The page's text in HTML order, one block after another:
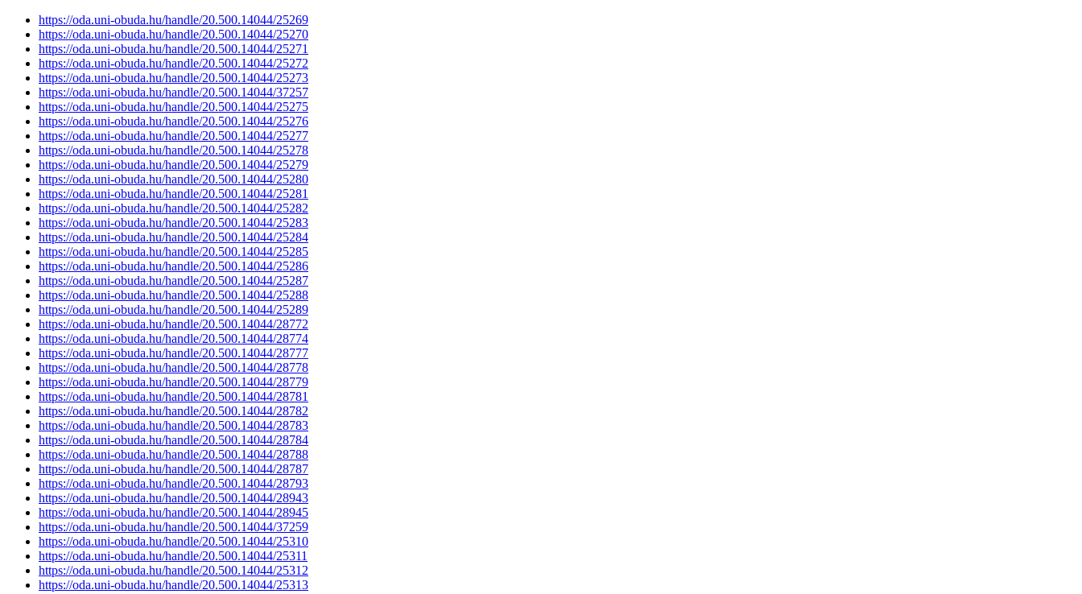
https://oda.uni-obuda.hu/handle/20.500.14044/25269
https://oda.uni-obuda.hu/handle/20.500.14044/25270
https://oda.uni-obuda.hu/handle/20.500.14044/25271
https://oda.uni-obuda.hu/handle/20.500.14044/25272
https://oda.uni-obuda.hu/handle/20.500.14044/25273
https://oda.uni-obuda.hu/handle/20.500.14044/37257
https://oda.uni-obuda.hu/handle/20.500.14044/25275
https://oda.uni-obuda.hu/handle/20.500.14044/25276
https://oda.uni-obuda.hu/handle/20.500.14044/25277
https://oda.uni-obuda.hu/handle/20.500.14044/25278
https://oda.uni-obuda.hu/handle/20.500.14044/25279
https://oda.uni-obuda.hu/handle/20.500.14044/25280
https://oda.uni-obuda.hu/handle/20.500.14044/25281
https://oda.uni-obuda.hu/handle/20.500.14044/25282
https://oda.uni-obuda.hu/handle/20.500.14044/25283
https://oda.uni-obuda.hu/handle/20.500.14044/25284
https://oda.uni-obuda.hu/handle/20.500.14044/25285
https://oda.uni-obuda.hu/handle/20.500.14044/25286
https://oda.uni-obuda.hu/handle/20.500.14044/25287
https://oda.uni-obuda.hu/handle/20.500.14044/25288
https://oda.uni-obuda.hu/handle/20.500.14044/25289
https://oda.uni-obuda.hu/handle/20.500.14044/28772
https://oda.uni-obuda.hu/handle/20.500.14044/28774
https://oda.uni-obuda.hu/handle/20.500.14044/28777
https://oda.uni-obuda.hu/handle/20.500.14044/28778
https://oda.uni-obuda.hu/handle/20.500.14044/28779
https://oda.uni-obuda.hu/handle/20.500.14044/28781
https://oda.uni-obuda.hu/handle/20.500.14044/28782
https://oda.uni-obuda.hu/handle/20.500.14044/28783
https://oda.uni-obuda.hu/handle/20.500.14044/28784
https://oda.uni-obuda.hu/handle/20.500.14044/28788
https://oda.uni-obuda.hu/handle/20.500.14044/28787
https://oda.uni-obuda.hu/handle/20.500.14044/28793
https://oda.uni-obuda.hu/handle/20.500.14044/28943
https://oda.uni-obuda.hu/handle/20.500.14044/28945
https://oda.uni-obuda.hu/handle/20.500.14044/37259
https://oda.uni-obuda.hu/handle/20.500.14044/25310
https://oda.uni-obuda.hu/handle/20.500.14044/25311
https://oda.uni-obuda.hu/handle/20.500.14044/25312
https://oda.uni-obuda.hu/handle/20.500.14044/25313